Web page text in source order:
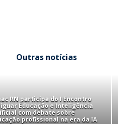
Outras notícias
RN participa do I Encontro
Educação e Inteligência
com debate sobre
profissional na era da IA